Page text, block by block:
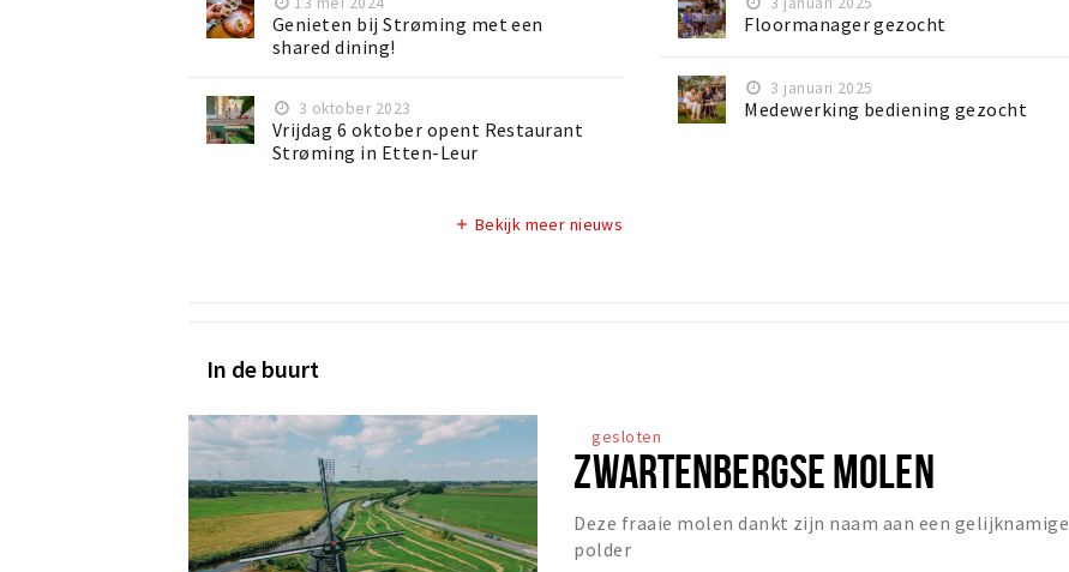
Genieten bij Strøming met een
shared dining!
3 oktober 2023
Vrijdag 6 oktober opent Restaurant
Strøming in Etten-Leur
add Bekijk meer nieuws
Floormanager gezocht
3 januari 2025
Medewerking bediening gezocht
In de buurt
gesloten
ZWARTENBERGSE MOLEN
Deze fraaie molen dankt zijn naam aan een gelijknamige
polder